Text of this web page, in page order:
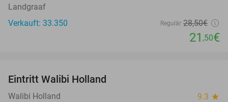
Landgraaf
Verkauft: 33.350
Regulär 28,50€
21 ,50€
Eintritt Walibi Holland
Walibi Holland 9.3 star